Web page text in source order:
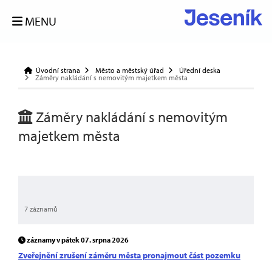
MENU
Úvodní strana Město a městský úřad
Úřední deska
Záměry nakládání s nemovitým majetkem města
Záměry nakládání s nemovitým
majetkem města
7 záznamů
záznamy v pátek 07. srpna 2026
Zveřejnění zrušení záměru města pronajmout část pozemku